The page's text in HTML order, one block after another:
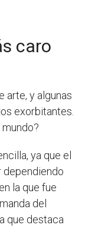
caro
arte, y algunas
exorbitantes.
ya que el
dependiendo
la que fue
del
que destaca